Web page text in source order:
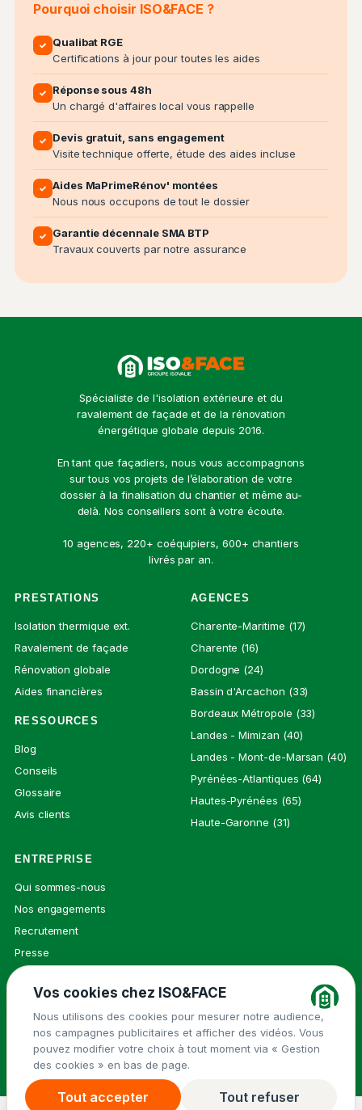
Pourquoi choisir ISO&FACE ?
✓
Qualibat RGE
Certifications à jour pour toutes les aides
✓
Réponse sous 48h
Un chargé d'affaires local vous rappelle
✓
Devis gratuit, sans engagement
Visite technique offerte, étude des aides incluse
✓ Aides MaPrimeRénov' montées
Nous nous occupons de tout le dossier
✓
Garantie décennale SMA BTP
Travaux couverts par notre assurance
Spécialiste de l'isolation extérieure et du
ravalement de façade et de la rénovation
énergétique globale depuis 2016.
En tant que façadiers, nous vous accompagnons
sur tous vos projets de l’élaboration de votre
dossier à la finalisation du chantier et même au-
delà. Nos conseillers sont à votre écoute.
10 agences, 220+ coéquipiers, 600+ chantiers
livrés par an.
PRESTATIONS
Isolation thermique ext.
Ravalement de façade
Rénovation globale
Aides financières
RESSOURCES
Blog
Conseils
Glossaire
Avis clients
AGENCES
Charente-Maritime (17)
Charente (16)
Dordogne (24)
Bassin d'Arcachon (33)
Bordeaux Métropole (33)
Landes - Mimizan (40)
Landes - Mont-de-Marsan (40)
Pyrénées-Atlantiques (64)
Hautes-Pyrénées (65)
Haute-Garonne (31)
ENTREPRISE
Qui sommes-nous
Nos engagements
Recrutement
Presse
Contact
© 2026 ISO&FACE ·
Groupe Isovalie
Mentions légales
Politique de confidentialité
Vos cookies chez ISO&FACE
Nous utilisons des cookies pour mesurer notre audience,
nos campagnes publicitaires et afficher des vidéos. Vous
pouvez modifier votre choix à tout moment via « Gestion
des cookies » en bas de page.
Tout accepter Tout refuser